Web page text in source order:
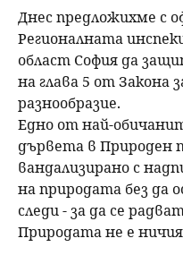
н
е
Днес предложихме с
Регионалната
област София да
на глава 5 от Закона
разнообразие.
Едно от най-
дървета в Природен
вандализирано с
на природата без да
следи - за да се
Природата не е